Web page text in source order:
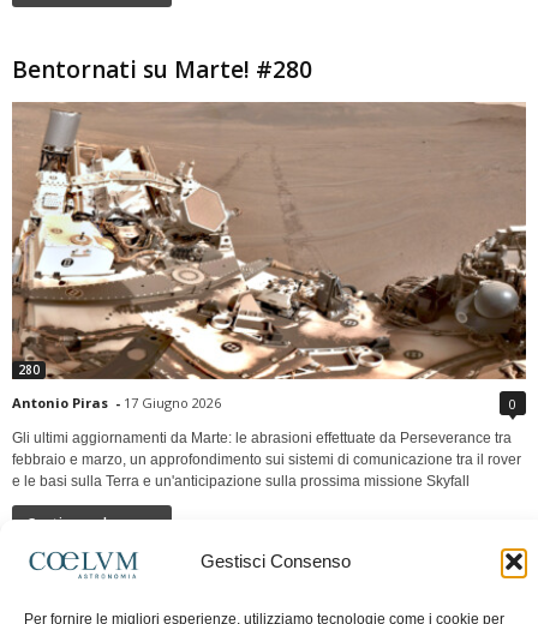
Gestisci Consenso
Per fornire le migliori esperienze, utilizziamo tecnologie come i cookie per
Bentornati su Marte! #280
280
Antonio Piras - 17 Giugno 2026 0
Gli ultimi aggiornamenti da Marte: le abrasioni effettuate da Perseverance tra
febbraio e marzo, un approfondimento sui sistemi di comunicazione tra il rover
e le basi sulla Terra e un'anticipazione sulla prossima missione Skyfall
Continua a leggere